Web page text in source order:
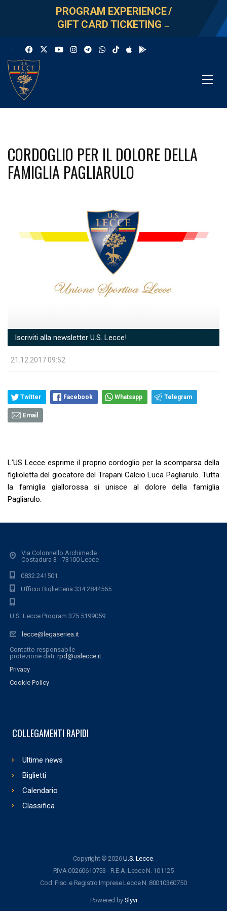
PROGRAM EXPERIENCE/
GIFT CARD TICKETING →
CORDOGLIO PER IL DOLORE DELLA
FAMIGLIA PAGLIARULO
Iscriviti alla newsletter U.S. Lecce!
21.12.2017 09:52
Twitter Facebook Whatsapp Telegram
Email
L’US Lecce esprime il proprio cordoglio per la scomparsa della
figlioletta del giocatore del Trapani Calcio Luca Pagliarulo. Tutta
la famiglia giallorossa si unisce al dolore della famiglia
Pagliarulo.
Via Colonnello Archimede
Costadura 3 - 73100 Lecce
0832.241501
Ufficio Biglietteria 334.2844565
U.S. Lecce Program 375.5199059
lecce@legaseriea.it
Contatto responsabile
protezione dati: rpd@uslecce.it
Privacy
Cookie Policy
COLLEGAMENTI RAPIDI
Ultime news
Biglietti
Calendario
Classifica
Copyright © 2026U.S. Lecce.
P.IVA 00260610753 - R.E.A. Lecce N. 101125
Cod. Fisc. e Registro Imprese Lecce N. 80010360750
Powered by Slyvi